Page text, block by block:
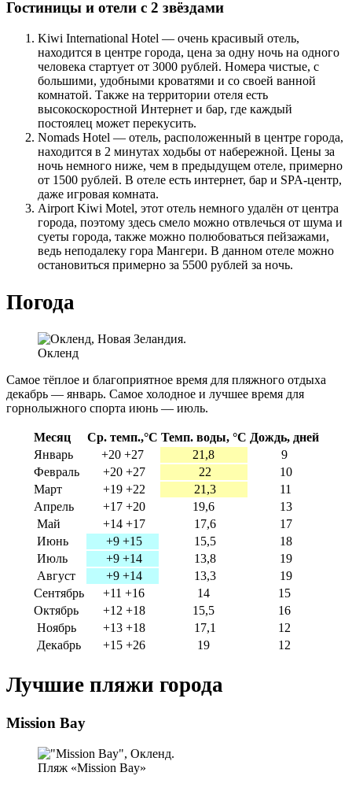
Гостиницы и отели с 2 звёздами
Kiwi International Hotel — очень красивый отель,
находится в центре города, цена за одну ночь на одного
человека стартует от 3000 рублей. Номера чистые, с
большими, удобными кроватями и со своей ванной
комнатой. Также на территории отеля есть
высокоскоростной Интернет и бар, где каждый
постоялец может перекусить.
Nomads Hotel — отель, расположенный в центре города,
находится в 2 минутах ходьбы от набережной. Цены за
ночь немного ниже, чем в предыдущем отеле, примерно
от 1500 рублей. В отеле есть интернет, бар и SPA-центр,
даже игровая комната.
Airport Kiwi Motel, этот отель немного удалён от центра
города, поэтому здесь смело можно отвлечься от шума и
суеты города, также можно полюбоваться пейзажами,
ведь неподалеку гора Мангери. В данном отеле можно
остановиться примерно за 5500 рублей за ночь.
Погода
Окленд
Самое тёплое и благоприятное время для пляжного отдыха
декабрь — январь. Самое холодное и лучшее время для
горнолыжного спорта июнь — июль.
Месяц Ср. темп.,°C Темп. воды, °C Дождь, дней
Январь
+20 +27 21,8
9
Февраль
+20 +27 22
10
Март
+19 +22 21,3
11
Апрель
+17 +20 19,6
13
Май
+14 +17 17,6
17
Июнь
+9 +15 15,5
18
Июль
+9 +14 13,8
19
Август
+9 +14 13,3
19
Сентябрь
+11 +16 14
15
Октябрь
+12 +18 15,5
16
Ноябрь
+13 +18 17,1
12
Декабрь
+15 +26 19 12
Лучшие пляжи города
Mission Bay
Пляж «Mission Bay»